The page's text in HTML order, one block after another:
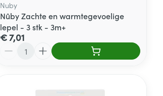
Nuby
Nûby Zachte en warmtegevoelige
lepel - 3 stk - 3m+
€ 7,01